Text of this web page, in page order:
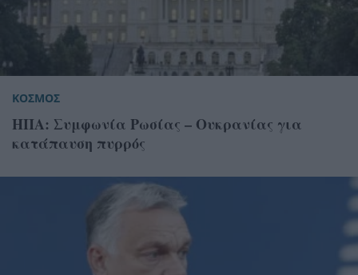
ΚΟΣΜΟΣ
ΗΠΑ: Συμφωνία Ρωσίας – Ουκρανίας για
κατάπαυση πυρρός